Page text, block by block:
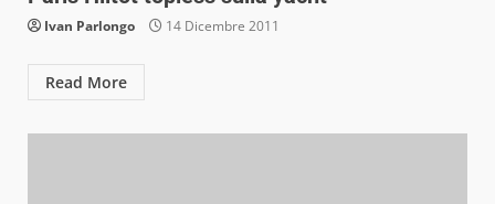
Ivan Parlongo 14 Dicembre 2011
Read More